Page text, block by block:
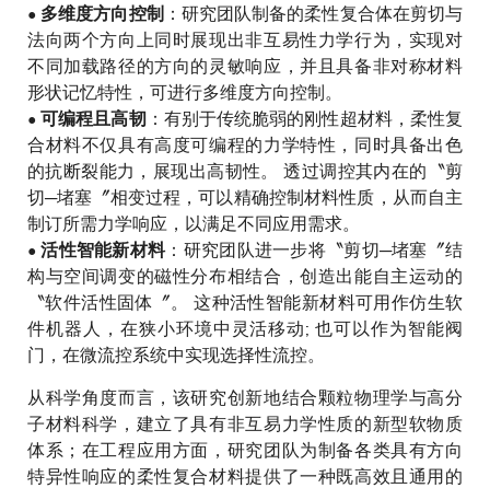
• 多维度方向控制：研究团队制备的柔性复合体在剪切与
法向两个方向上同时展现出非互易性力学行为，实现对
不同加载路径的方向的灵敏响应，并且具备非对称材料
形状记忆特性，可进行多维度方向控制。
•可编程且高韧：有别于传统脆弱的刚性超材料，柔性复
合材料不仅具有高度可编程的力学特性，同时具备出色
的抗断裂能力，展现出高韧性。 透过调控其内在的〝剪
切─堵塞〞相变过程，可以精确控制材料性质，从而自主
制订所需力学响应，以满足不同应用需求。
• 活性智能新材料：研究团队进一步将〝剪切─堵塞〞结
构与空间调变的磁性分布相结合，创造出能自主运动的
〝软件活性固体〞。 这种活性智能新材料可用作仿生软
件机器人，在狭小环境中灵活移动; 也可以作为智能阀
门，在微流控系统中实现选择性流控。
从科学角度而言，该研究创新地结合颗粒物理学与高分
子材料科学，建立了具有非互易力学性质的新型软物质
体系；在工程应用方面，研究团队为制备各类具有方向
特异性响应的柔性复合材料提供了一种既高效且通用的